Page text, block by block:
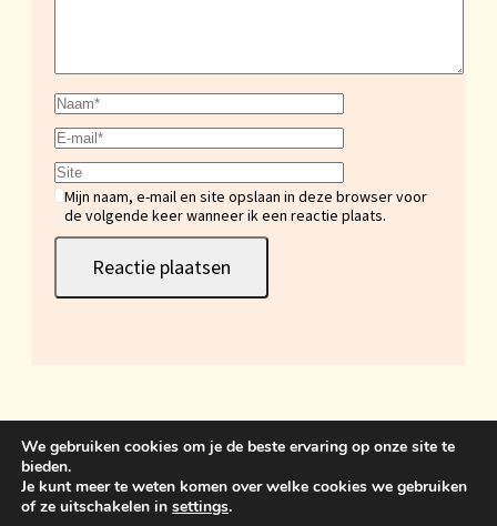
Mijn naam, e-mail en site opslaan in deze browser voor
de volgende keer wanneer ik een reactie plaats.
Sint Anthonisweg 3 5831 AC Boxmeer 06 19859399
bemawonen@outlook.com
We gebruiken cookies om je de beste ervaring op onze site te
bieden.
Je kunt meer te weten komen over welke cookies we gebruiken
of ze uitschakelen in settings.